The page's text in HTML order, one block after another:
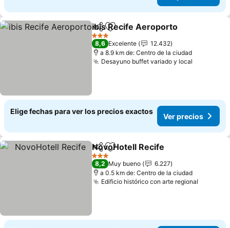
CompartirAgregar a favoritos
ibis Recife Aeroporto
3 Estrellas
8,6 Excelente
12.432
a 8.9 km de: Centro de la ciudad
Desayuno buffet variado y local
Elige fechas para ver los precios exactos
Ver precios
CompartirAgregar a favoritos
NovoHotell Recife
3 Estrellas
8,2 Muy bueno
6.227
a 0.5 km de: Centro de la ciudad
Edificio histórico con arte regional